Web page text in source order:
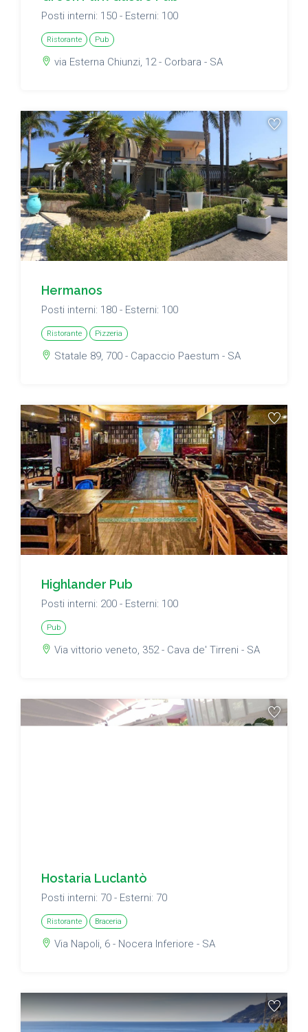
Posti interni: 150 - Esterni: 100
Ristorante Pub
via Esterna Chiunzi, 12 - Corbara - SA
Hermanos
Posti interni: 180 - Esterni: 100
Ristorante Pizzeria
Statale 89, 700 - Capaccio Paestum - SA
Highlander Pub
Posti interni: 200 - Esterni: 100
Pub
Via vittorio veneto, 352 - Cava de' Tirreni - SA
Hostaria Luclantò
Posti interni: 70 - Esterni: 70
Ristorante Braceria
Via Napoli, 6 - Nocera Inferiore - SA